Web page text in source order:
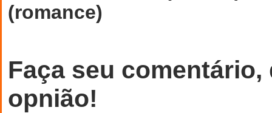
(romance)
Faça seu comentário,
opnião!